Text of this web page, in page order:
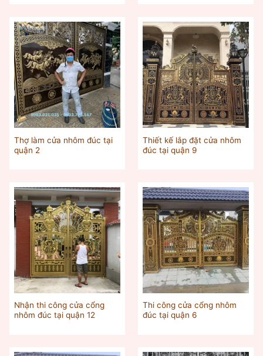
Thợ làm cửa nhôm đúc tại
quận 2
Thiết kế lắp đặt cửa nhôm
đúc tại quận 9
Nhận thi công cửa cổng
nhôm đúc tại quận 12
Thi công cửa cổng nhôm
đúc tại quận 6